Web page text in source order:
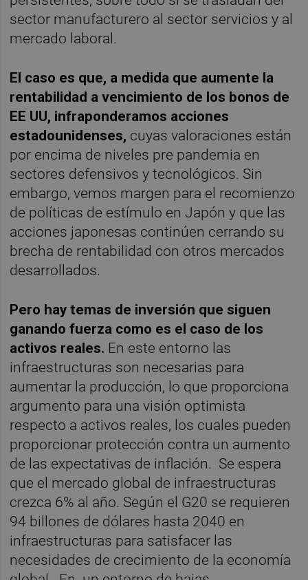
sector manufacturero al sector servicios y al
mercado laboral.
El caso es que, a medida que aumente la
rentabilidad a vencimiento de los bonos de
EE UU, infraponderamos acciones
estadounidenses, cuyas valoraciones están
por encima de niveles pre pandemia en
sectores defensivos y tecnológicos. Sin
embargo, vemos margen para el recomienzo
de políticas de estímulo en Japón y que las
acciones japonesas continúen cerrando su
brecha de rentabilidad con otros mercados
desarrollados.
Pero hay temas de inversión que siguen
ganando fuerza como es el caso de los
activos reales. En este entorno las
infraestructuras son necesarias para
aumentar la producción, lo que proporciona
argumento para una visión optimista
respecto a activos reales, los cuales pueden
proporcionar protección contra un aumento
de las expectativas de inflación. Se espera
que el mercado global de infraestructuras
crezca 6% al año. Según el G20 se requieren
94 billones de dólares hasta 2040 en
infraestructuras para satisfacer las
necesidades de crecimiento de la economía